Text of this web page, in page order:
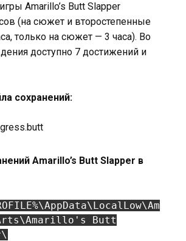
Amarillo’s Butt Slapper
(на сюжет и второстепенные
только на сюжет — 3 часа). Во
доступно 7 достижений и
сохранений:
Amarillo’s Butt Slapper в
Butt